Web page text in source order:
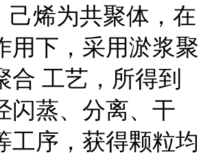
己烯为共聚体，在
用下，采用淤浆聚
合 工艺，所得到
闪蒸、分离、干
工序，获得颗粒均